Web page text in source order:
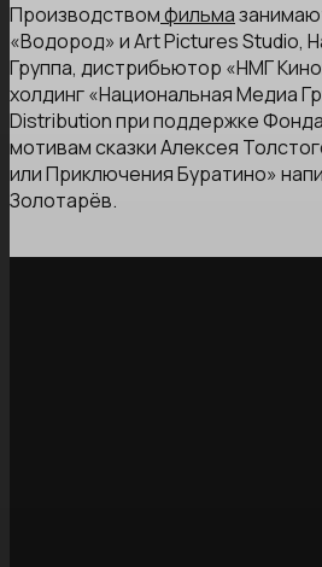
Производствомфильма
«Водород» и Art Pictures Studio,
Группа, дистрибьютор «НМГ
холдинг «Национальная Медиа
Distribution при поддержке
мотивам сказки Алексея
или Приключения Буратино»
Золотарёв.